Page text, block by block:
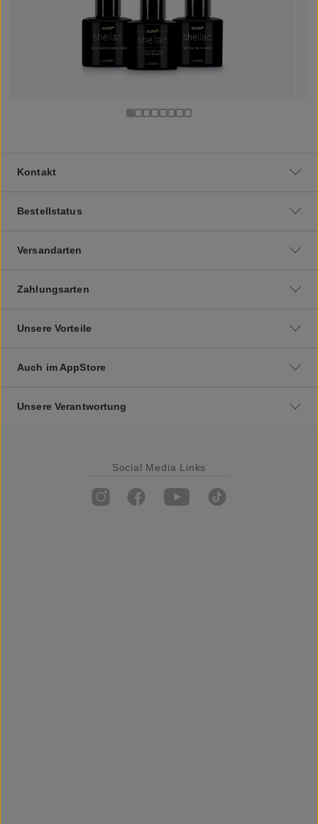
Kontakt
Bestellstatus
Versandarten
Zahlungsarten
Unsere Vorteile
Auch im AppStore
Unsere Verantwortung
Social Media Links